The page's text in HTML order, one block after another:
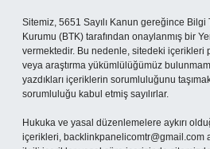
Sitemiz, 5651 Sayılı Kanun gereğince
Kurumu (BTK) tarafından onaylanmış bir
vermektedir. Bu nedenle, sitedeki içerikleri
veya araştırma yükümlülüğümüz
yazdıkları içeriklerin sorumluluğunu
sorumluluğu kabul etmiş sayılırlar.
Hukuka ve yasal düzenlemelere aykırı
içerikleri, backlinkpanelicomtr@gmail.com